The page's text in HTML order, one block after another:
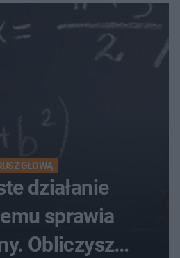
GŁOWĄ
działanie
sprawia
Obliczysz